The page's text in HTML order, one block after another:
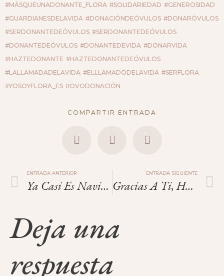
#MÁSQUEUNADONANTE_FLORA #SOLIDARIEDAD #GENEROSIDAD
#GUARDIANESDELAVIDA #DONACIÓNDEÓVULOS #DONARÓVULOS
#SERDONANTEDEÓVULOS #SERDONANTEDEÓVULOS
#DONANTEDEÓVULOS #DONANTEDEVIDA #DONARVIDA
#HAZTEDONANTE #HAZTEDONANTEDEÓVULOS
#LALLAMADADELAVIDA #ELLLAMADODELAVIDA #SERFLORA
#YOSOYFLORA_ES #OVODONACIÓN
COMPARTIR ENTRADA
ENTRADA ANTERIOR
Ya Casi Es Navidad.
ENTRADA SIGUIENTE
Gracias A Ti, Hay Una Celebración.
Deja una
respuesta